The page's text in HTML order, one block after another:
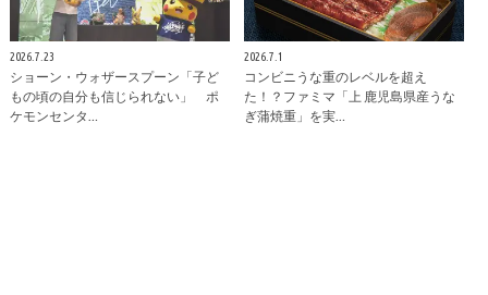
2026.7.23
ショーン・ウォザースプーン「子ど
もの頃の自分も信じられない」 ポ
ケモンセンタ…
2026.7.1
コンビニうな重のレベルを超え
た！？ファミマ「上 鹿児島県産うな
ぎ蒲焼重」を実…